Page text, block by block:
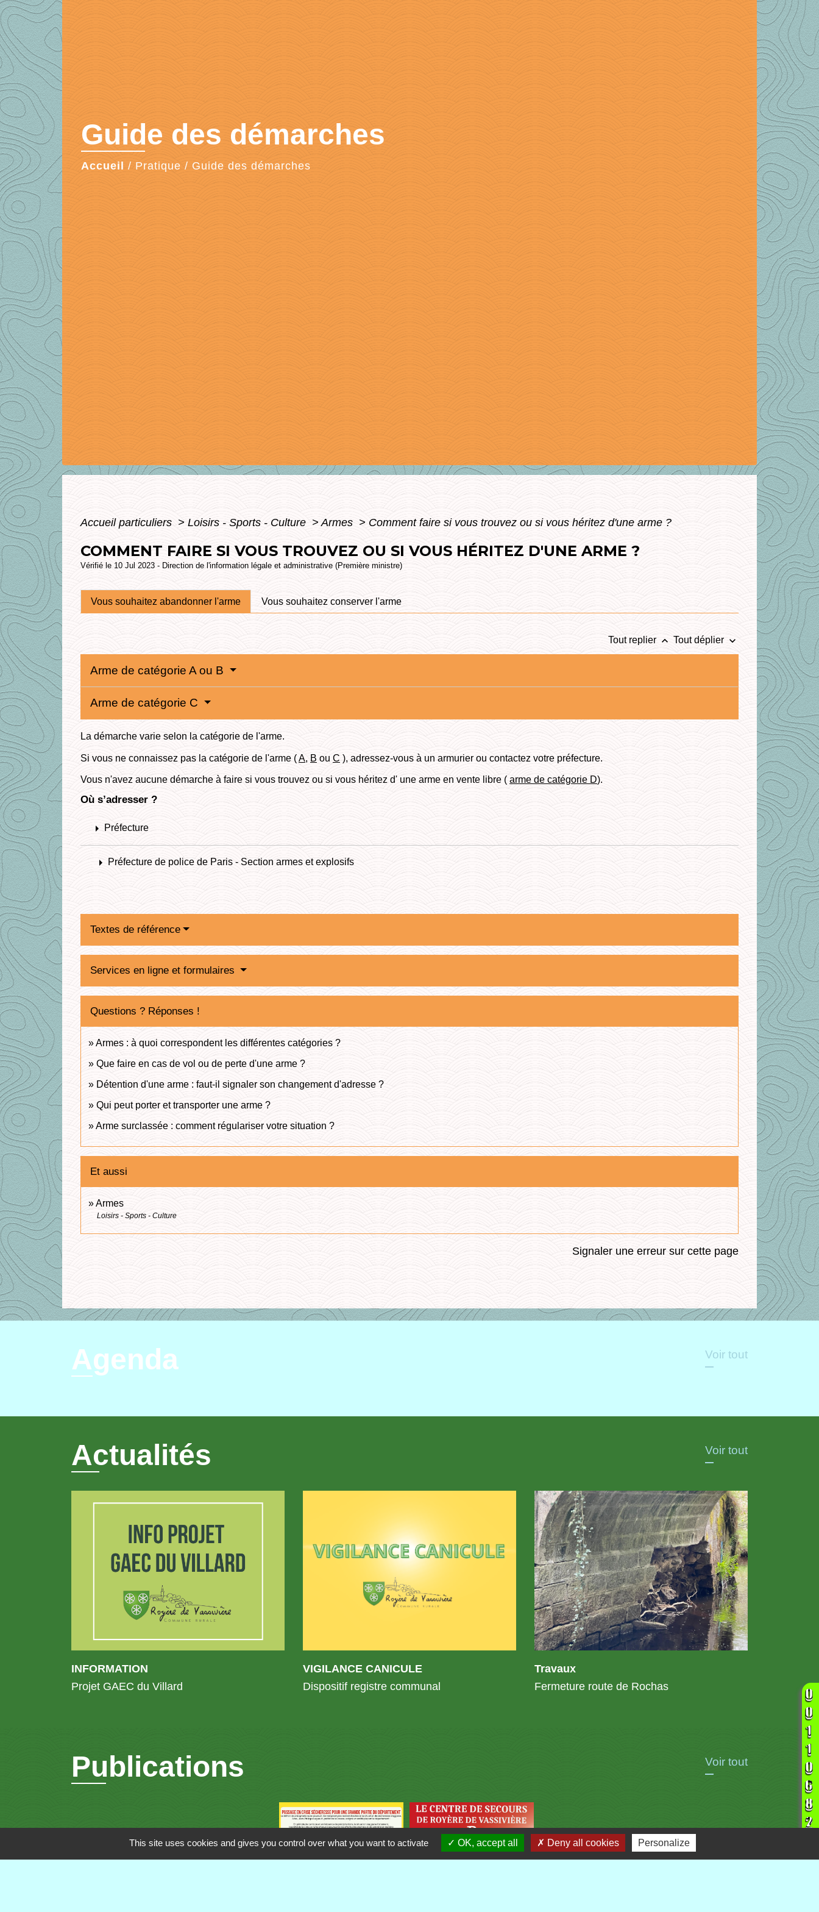
Guide des démarches
Accueil / Pratique / Guide des démarches
Accueil particuliers > Loisirs - Sports - Culture > Armes > Comment faire si vous trouvez ou si vous héritez d'une arme ?
COMMENT FAIRE SI VOUS TROUVEZ OU SI VOUS HÉRITEZ D'UNE ARME ?
Vérifié le 10 Jul 2023 - Direction de l'information légale et administrative (Première ministre)
Vous souhaitez abandonner l'arme Vous souhaitez conserver l'arme
Tout replier keyboard_arrow_up Tout déplier keyboard_arrow_down
Arme de catégorie A ou B
Arme de catégorie C
La démarche varie selon la catégorie de l'arme.
Si vous ne connaissez pas la catégorie de l'arme (A, B ou C ), adressez-vous à un armurier ou contactez votre préfecture.
Vous n'avez aucune démarche à faire si vous trouvez ou si vous héritez d' une arme en vente libre ( arme de catégorie D).
Où s’adresser ?
arrow_right Préfecture
arrow_right Préfecture de police de Paris - Section armes et explosifs
Textes de référence
Services en ligne et formulaires
Questions ? Réponses !
Armes : à quoi correspondent les différentes catégories ?
Que faire en cas de vol ou de perte d'une arme ?
Détention d'une arme : faut-il signaler son changement d'adresse ?
Qui peut porter et transporter une arme ?
Arme surclassée : comment régulariser votre situation ?
Et aussi
Armes
Loisirs - Sports - Culture
Signaler une erreur sur cette page
Agenda Voir tout
Actualités Voir tout
INFORMATION
Projet GAEC du Villard
VIGILANCE CANICULE
Dispositif registre communal
Travaux
Fermeture route de Rochas
Publications Voir tout
This site uses cookies and gives you control over what you want to activate OK, accept all Deny all cookies Personalize